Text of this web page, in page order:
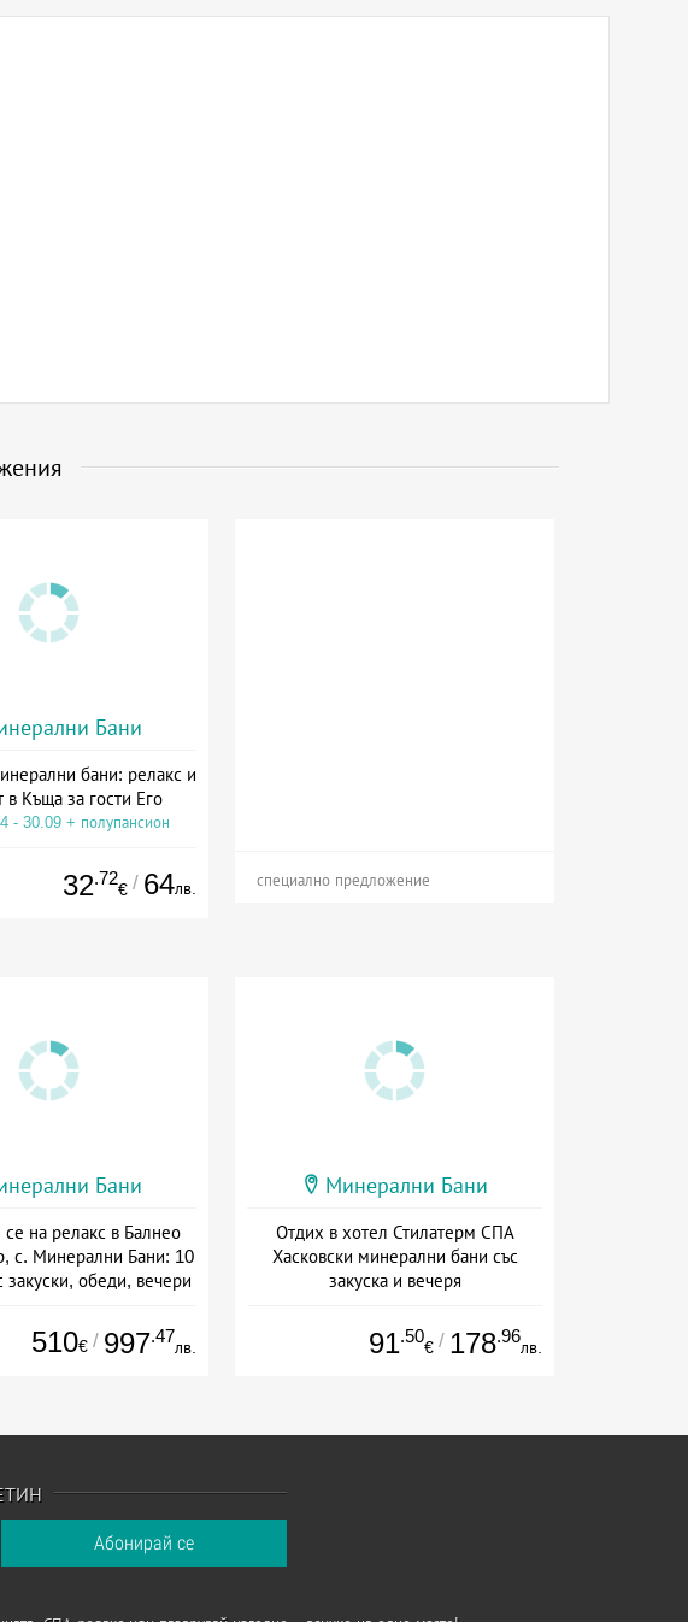
Бани
бани: релакс и
в Къща за гости Его
- 30.09 + полупансион
32.72
€ / 64лв. специално предложение
Бани
се на релакс в Балнео
с. Минерални Бани: 10
закуски, обеди, вечери
- 22.12 + пълен пансион
510€ / 997.47
лв.
Минерални Бани
Отдих в хотел Стилатерм СПА
Хасковски минерални бани със
закуска и вечеря
91.50
€ / 178.96
лв.